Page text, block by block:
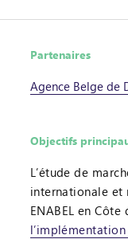
Partenaires
Agence Belge de
Objectifs
L’étude de
internationale et
ENABEL en Côte